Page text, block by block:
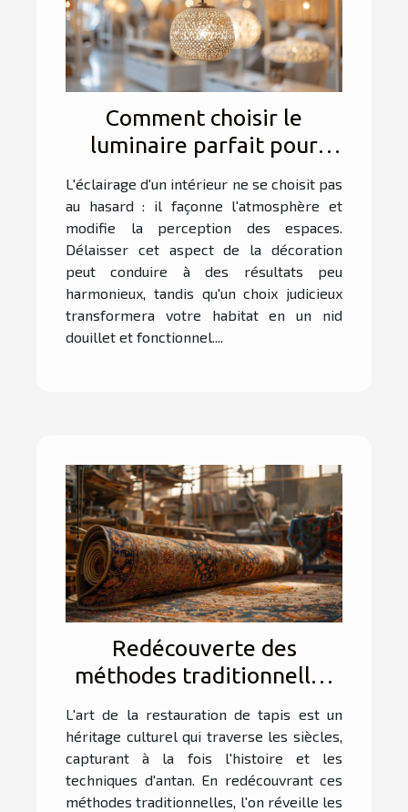
Comment choisir le
luminaire parfait pour
chaque pièce de votre
maison
L'éclairage d'un intérieur ne se choisit pas
au hasard : il façonne l'atmosphère et
modifie la perception des espaces.
Délaisser cet aspect de la décoration
peut conduire à des résultats peu
harmonieux, tandis qu'un choix judicieux
transformera votre habitat en un nid
douillet et fonctionnel....
Redécouverte des
méthodes traditionnelles
L'art de la restauration de tapis est un
héritage culturel qui traverse les siècles,
capturant à la fois l'histoire et les
techniques d'antan. En redécouvrant ces
méthodes traditionnelles, l'on réveille les